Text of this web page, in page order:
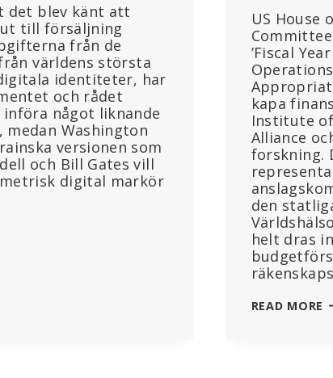
det blev känt att
till försäljning
från de
världens största
identiteter, har
och rådet
något liknande
Washington
versionen som
och Bill Gates vill
digital markör
US House
’Fiscal
kapa
Institute
Alliance
forskning.
den
helt dras
READ MORE